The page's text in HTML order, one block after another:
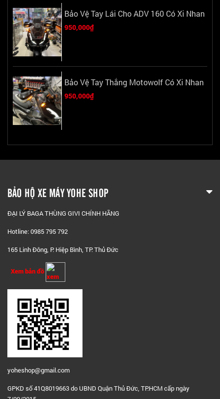
Bảo Vệ Tay Lái Cho ADV 160 Có Xi Nhan
950,000₫
Bảo Vệ Tay Thắng Motowolf Có Xi Nhan
950,000₫
BẢO HỘ XE MÁY YOHE SHOP
ĐẠI LÝ BAGA THÙNG GIVI CHÍNH HÃNG
Hotline: 0985 795 792
165 Linh Đông, P. Hiệp Bình, TP. Thủ Đức
Xem bản đồ
yoheshop@gmail.com
GPKD số 41Q8019663 do UBND Quận Thủ Đức, TP.HCM cấp ngày